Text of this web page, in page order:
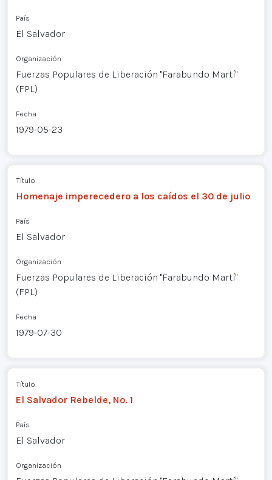
País
El Salvador
Organización
Fuerzas Populares de Liberación "Farabundo Martí"
(FPL)
Fecha
1979-05-23
Título
Homenaje imperecedero a los caídos el 30 de julio
País
El Salvador
Organización
Fuerzas Populares de Liberación "Farabundo Martí"
(FPL)
Fecha
1979-07-30
Título
El Salvador Rebelde, No. 1
País
El Salvador
Organización